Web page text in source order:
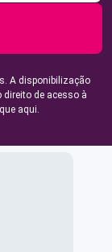
A disponibilização
de acesso à
aqui.